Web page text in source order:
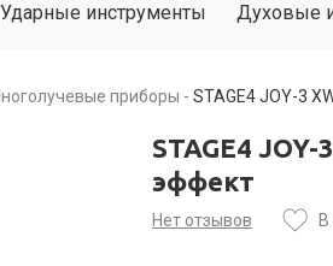
Ударные инструменты Духовые
приборы STAGE4 JOY-3
STAGE4
эффект
Нет отзывов